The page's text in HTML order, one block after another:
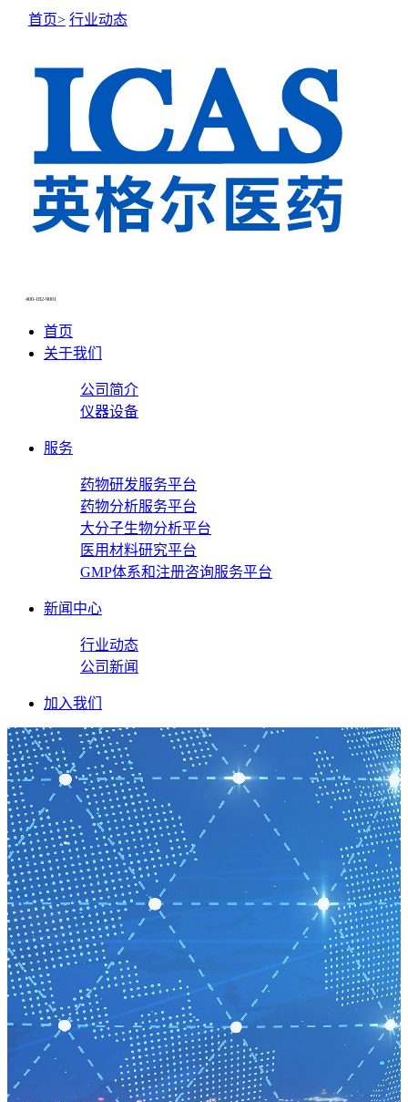
400-182-9001
首页
关于我们
公司简介
仪器设备
服务
药物研发服务平台
药物分析服务平台
大分子生物分析平台
医用材料研究平台
GMP体系和注册咨询服务平台
新闻中心
行业动态
公司新闻
加入我们
NEWS CENTER
首页> 行业动态